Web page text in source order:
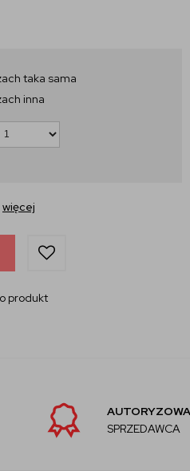
taka sama
inna
więcej
produkt
AUTORYZOWANY
SPRZEDAWCA